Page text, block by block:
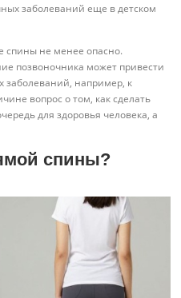
заболеваний еще в детском
спины не менее опасно.
позвоночника может привести
заболеваний, например, к
вопрос о том, как сделать
для здоровья человека, а
спины?